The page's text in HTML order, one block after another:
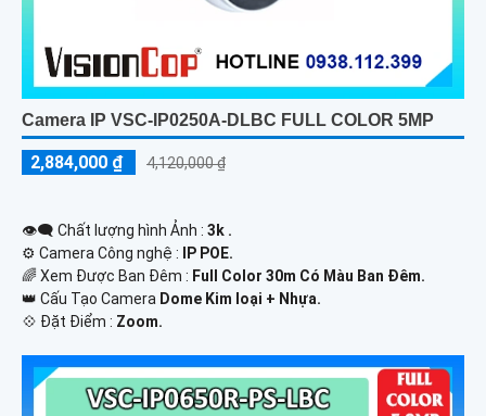
Camera IP VSC-IP0250A-DLBC FULL COLOR 5MP
2,884,000 ₫ 4,120,000 ₫
👁️‍🗨 Chất lượng hình Ảnh : 3k .
⚙ Camera Công nghệ :
IP POE.
🌈 Xem Được Ban Đêm : Full Color 30m Có Màu Ban Ðêm.
👑 Cấu Tạo Camera Dome Kim loại + Nhựa.
️💠 Đặt Điểm : Zoom.